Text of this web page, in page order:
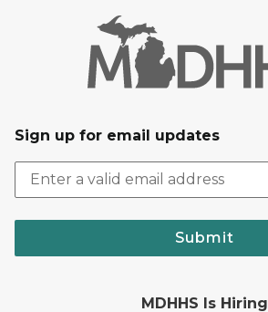
Sign up for email updates
Submit
MDHHS Is Hiring